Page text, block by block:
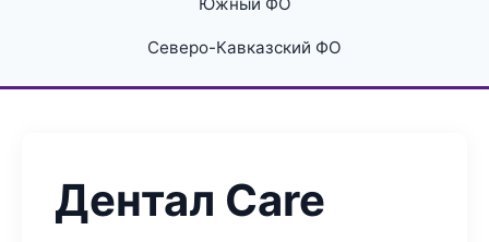
Северо-Кавказский ФО
Дентал Care